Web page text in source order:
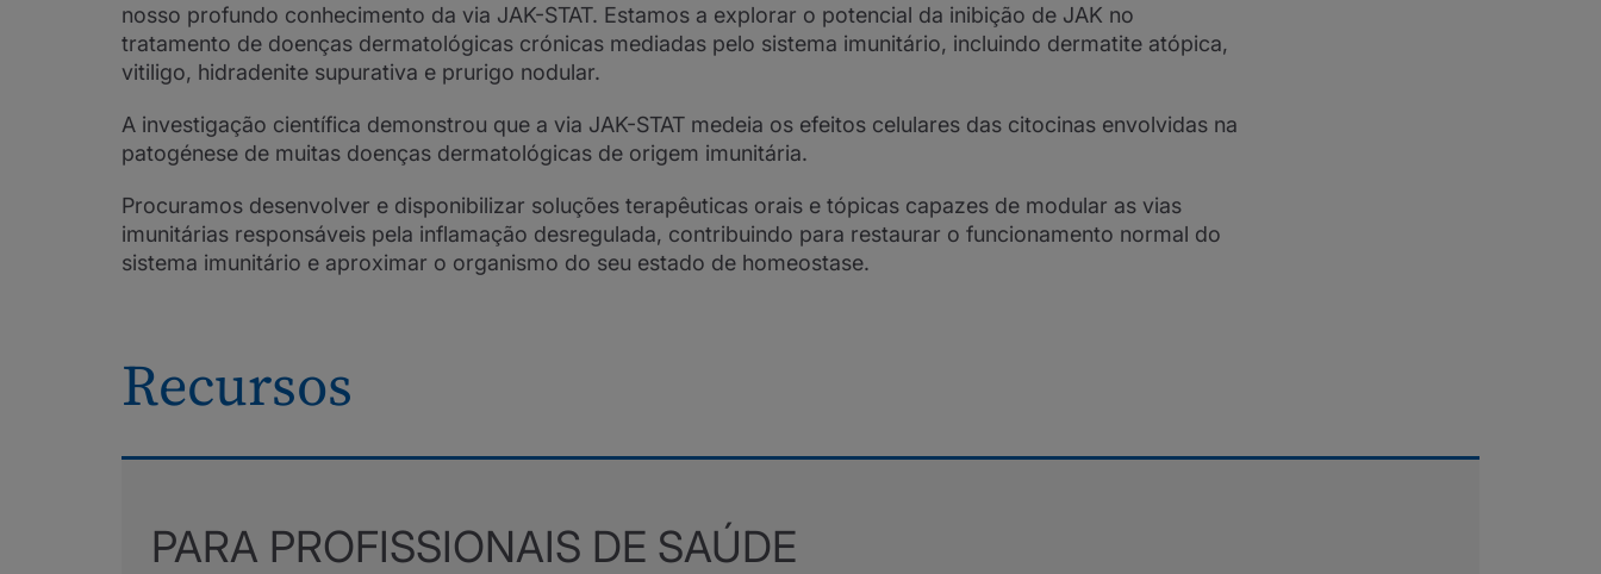
nosso profundo conhecimento da via JAK-STAT. Estamos a explorar o potencial da inibição de JAK no
tratamento de doenças dermatológicas crónicas mediadas pelo sistema imunitário, incluindo dermatite atópica,
vitiligo, hidradenite supurativa e prurigo nodular.
A investigação científica demonstrou que a via JAK-STAT medeia os efeitos celulares das citocinas envolvidas na
patogénese de muitas doenças dermatológicas de origem imunitária.
Procuramos desenvolver e disponibilizar soluções terapêuticas orais e tópicas capazes de modular as vias
imunitárias responsáveis pela inflamação desregulada, contribuindo para restaurar o funcionamento normal do
sistema imunitário e aproximar o organismo do seu estado de homeostase.
Recursos
PARA PROFISSIONAIS DE SAÚDE